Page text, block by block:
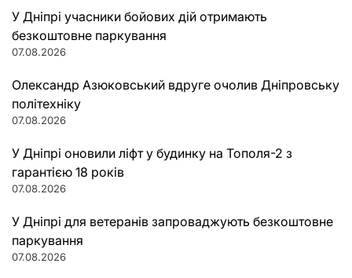
У Дніпрі учасники бойових дій отримають
безкоштовне паркування
07.08.2026
Олександр Азюковський вдруге очолив Дніпровську
політехніку
07.08.2026
У Дніпрі оновили ліфт у будинку на Тополя-2 з
гарантією 18 років
07.08.2026
У Дніпрі для ветеранів запроваджують безкоштовне
паркування
07.08.2026